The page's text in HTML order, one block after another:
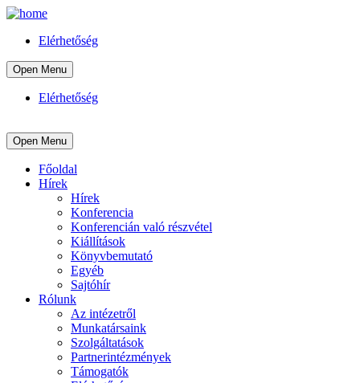
Elérhetőség
Open Menu
Elérhetőség
Open Menu
Főoldal
Hírek
Hírek
Konferencia
Konferencián való részvétel
Kiállítások
Könyvbemutató
Egyéb
Sajtóhír
Rólunk
Az intézetről
Munkatársaink
Szolgáltatások
Partnerintézmények
Támogatók